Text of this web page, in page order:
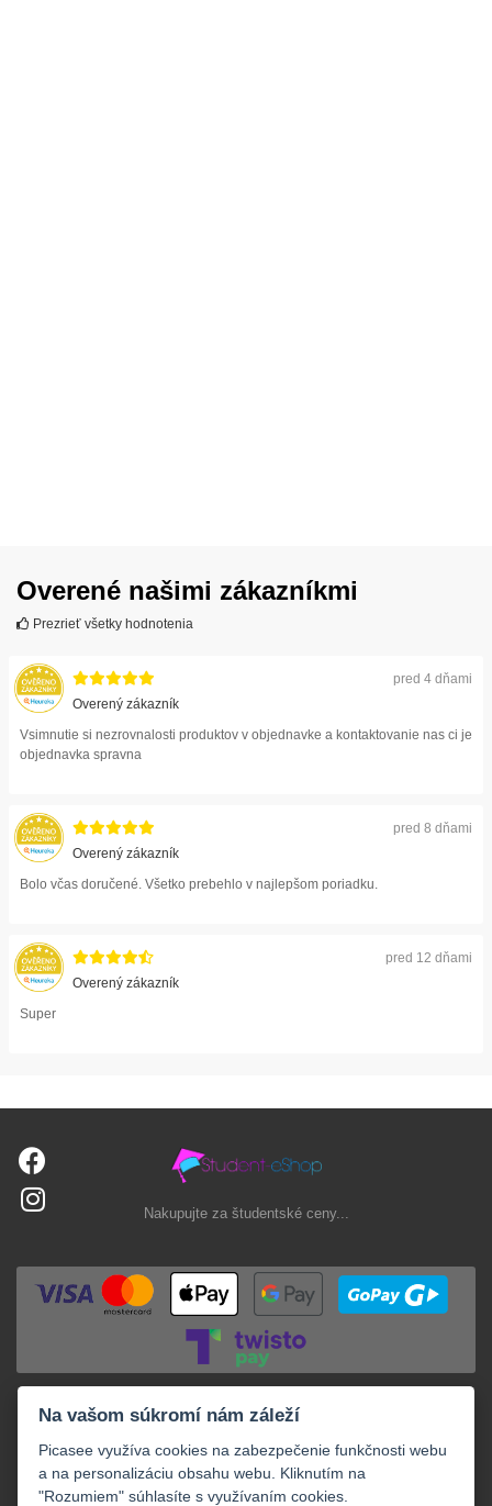
Overené našimi zákazníkmi
Prezrieť všetky hodnotenia
pred 4 dňami
Overený zákazník
Vsimnutie si nezrovnalosti produktov v objednavke a kontaktovanie nas ci je
objednavka spravna
pred 8 dňami
Overený zákazník
Bolo včas doručené. Všetko prebehlo v najlepšom poriadku.
pred 12 dňami
Overený zákazník
Super
Nakupujte za študentské ceny...
Na vašom súkromí nám záleží
Picasee využíva cookies na zabezpečenie funkčnosti webu
a na personalizáciu obsahu webu. Kliknutím na
"Rozumiem" súhlasíte s využívaním cookies.